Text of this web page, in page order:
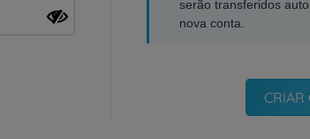
serão transferidos
nova conta.
CRIAR